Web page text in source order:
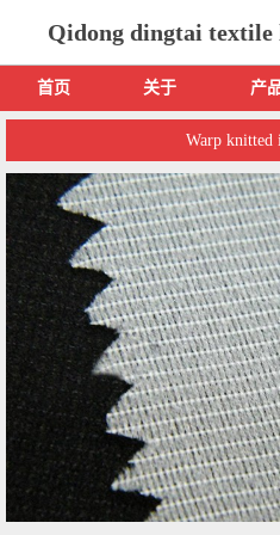
Qidong dingtai
首页 关于 产
Warp knitted